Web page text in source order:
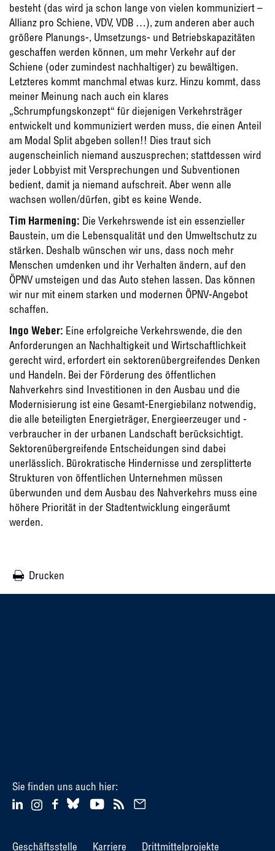
besteht (das wird ja schon lange von vielen kommuniziert –
Allianz pro Schiene, VDV, VDB …), zum anderen aber auch
größere Planungs-, Umsetzungs- und Betriebskapazitäten
geschaffen werden können, um mehr Verkehr auf der
Schiene (oder zumindest nachhaltiger) zu bewältigen.
Letzteres kommt manchmal etwas kurz. Hinzu kommt, dass
meiner Meinung nach auch ein klares
„Schrumpfungskonzept“ für diejenigen Verkehrsträger
entwickelt und kommuniziert werden muss, die einen Anteil
am Modal Split abgeben sollen!! Dies traut sich
augenscheinlich niemand auszusprechen; stattdessen wird
jeder Lobbyist mit Versprechungen und Subventionen
bedient, damit ja niemand aufschreit. Aber wenn alle
wachsen wollen/dürfen, gibt es keine Wende.
Tim Harmening: Die Verkehrswende ist ein essenzieller
Baustein, um die Lebensqualität und den Umweltschutz zu
stärken. Deshalb wünschen wir uns, dass noch mehr
Menschen umdenken und ihr Verhalten ändern, auf den
ÖPNV umsteigen und das Auto stehen lassen. Das können
wir nur mit einem starken und modernen ÖPNV-Angebot
schaffen.
Ingo Weber: Eine erfolgreiche Verkehrswende, die den
Anforderungen an Nachhaltigkeit und Wirtschaftlichkeit
gerecht wird, erfordert ein sektorenübergreifendes Denken
und Handeln. Bei der Förderung des öffentlichen
Nahverkehrs sind Investitionen in den Ausbau und die
Modernisierung ist eine Gesamt-Energiebilanz notwendig,
die alle beteiligten Energieträger, Energieerzeuger und -
verbraucher in der urbanen Landschaft berücksichtigt.
Sektorenübergreifende Entscheidungen sind dabei
unerlässlich. Bürokratische Hindernisse und zersplitterte
Strukturen von öffentlichen Unternehmen müssen
überwunden und dem Ausbau des Nahverkehrs muss eine
höhere Priorität in der Stadtentwicklung eingeräumt
werden.
Drucken
Sie finden uns auch hier:
Geschäftsstelle Karriere Drittmittelprojekte